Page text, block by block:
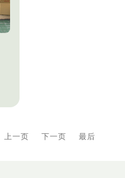
上一页 下一页 最后